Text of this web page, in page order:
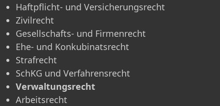
Haftpflicht- und Versicherungsrecht
Zivilrecht
Gesellschafts- und Firmenrecht
Ehe- und Konkubinatsrecht
Strafrecht
SchKG und Verfahrensrecht
Verwaltungsrecht
Arbeitsrecht